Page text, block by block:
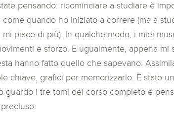
pensando: ricominciare a studiare è
quando ho iniziato a correre (ma a
piace di più). In qualche modo, i miei
e sforzo. E ugualmente, appena mi
hanno fatto quello che sapevano.
chiave, grafici per memorizzarlo. È stato
guardo i tre tomi del corso completo e